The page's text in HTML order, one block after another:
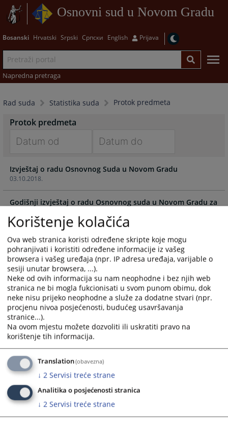
Osnovni sud u Novom Gradu
Bosanski Hrvatski Srpski Српски English Prijava
Napredna pretraga
Rad suda Statistika suda Protok predmeta
Protok predmeta
forward
to
interact
with
the
calendar
and
select
a
date.
Press
the
question
mark
key
to
get
the
keyboard
shortcuts
for
changing
dates.
forward
interact
with
the
calendar
and
select
a
date.
Press
the
question
key
to
get
the
keyboard
for
changing
dates.
03.10.2018.
Izvještaj o radu Osnovnog Suda u Novom Gradu
Godišnji izvještaj o radu Osnovnog suda u Novom Gradu za
Godišnji izvještaj o radu Osnovnog suda u Novom Gradu za
2016.g
Godišnji izvještaj o radu Osnovnog suda u Novom Gradu za
2017.g
Izvještaj o radu Osnovnog suda u Novom Gradu
13.05.2010.
Izvještaj o radu suda za 2009. godinu
Korištenje kolačića
Ova web stranica koristi određene skripte koje mogu
pohranjivati i koristiti određene informacije iz vašeg
browsera i vašeg uređaja (npr. IP adresa uređaja, varijable o
sesiji unutar browsera, ...).
Neke od ovih informacija su nam neophodne i bez njih web
stranica ne bi mogla fukcionisati u svom punom obimu, dok
neke nisu prijeko neophodne a služe za dodatne stvari (npr.
procjenu nivoa posjećenosti, budućeg usavršavanja
stranice...).
Na ovom mjestu možete dozvoliti ili uskratiti pravo na
korištenje tih informacija.
Translation(obavezna)
↓ 2 Servisi treće strane
Analitika o posjećenosti stranica
↓ 2 Servisi treće strane